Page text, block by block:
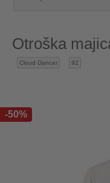
Otroška
Cloud Dancer 92
-50%